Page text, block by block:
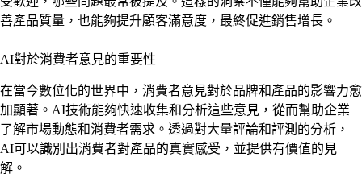
善產品質量，也能夠提升顧客滿意度，最終促進銷售增長。
AI對於消費者意見的重要性
在當今數位化的世界中，消費者意見對於品牌和產品的影響力愈
加顯著。AI技術能夠快速收集和分析這些意見，從而幫助企業
了解市場動態和消費者需求。透過對大量評論和評測的分析，
AI可以識別出消費者對產品的真實感受，並提供有價值的見
解。